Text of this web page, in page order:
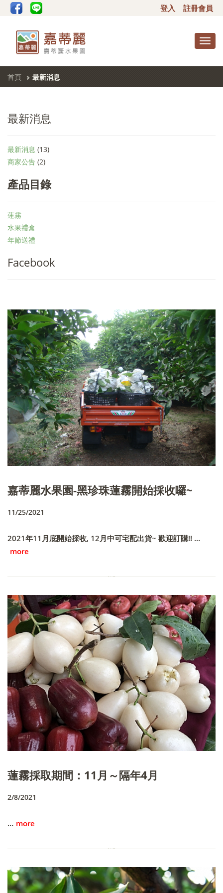
登入 註冊會員
首頁 最新消息
最新消息
最新消息 (13)
商家公告 (2)
產品目錄
蓮霧
水果禮盒
年節送禮
Facebook
嘉蒂麗水果園-黑珍珠蓮霧開始採收囉~
11/25/2021
2021年11月底開始採收, 12月中可宅配出貨~ 歡迎訂購!! …
more
蓮霧採取期間：11月～隔年4月
2/8/2021
… more